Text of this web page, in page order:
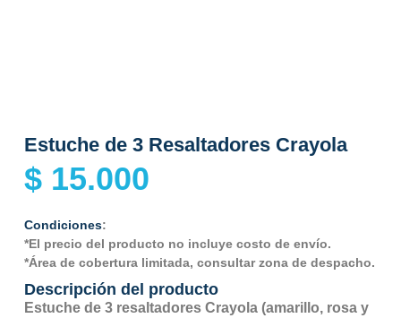
Estuche de 3 Resaltadores Crayola
$15.000
Condiciones:
*El precio del producto no incluye costo de envío.
*Área de cobertura limitada, consultar zona de despacho.
Descripción del producto
Estuche de 3 resaltadores Crayola (amarillo, rosa y